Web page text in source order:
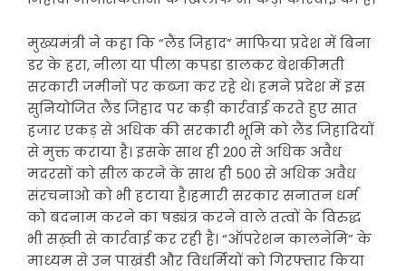
मुख्यमंत्री ने कहा कि “लैंड जिहाद” माफिया प्रदेश में बिना
डर के हरा, नीला या पीला कपडा डालकर बेशकीमती
सरकारी जमीनों पर कब्जा कर रहे थे। हमने प्रदेश में इस
सुनियोजित लैंड जिहाद पर कड़ी कार्रवाई करते हुए सात
हजार एकड़ से अधिक की सरकारी भूमि को लैंड जिहादियों
से मुक्त कराया है। इसके साथ ही 200 से अधिक अवैध
मदरसों को सील करने के साथ ही 500 से अधिक अवैध
संरचनाओ को भी हटाया है।हमारी सरकार सनातन धर्म
को बदनाम करने का षड्यंत्र करने वाले तत्वों के विरुद्ध
भी सख़्ती से कार्रवाई कर रही है। “ऑपरेशन कालनेमि” के
माध्यम से उन पाखंडी और विधर्मियों को गिरफ्तार किया